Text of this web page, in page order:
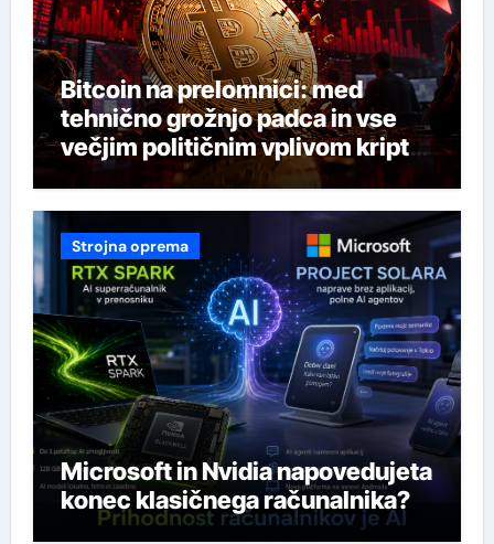
Bitcoin na prelomnici: med
tehnično grožnjo padca in vse
večjim političnim vplivom kripto
industrije
Strojna oprema
Microsoft in Nvidia napovedujeta
konec klasičnega računalnika?